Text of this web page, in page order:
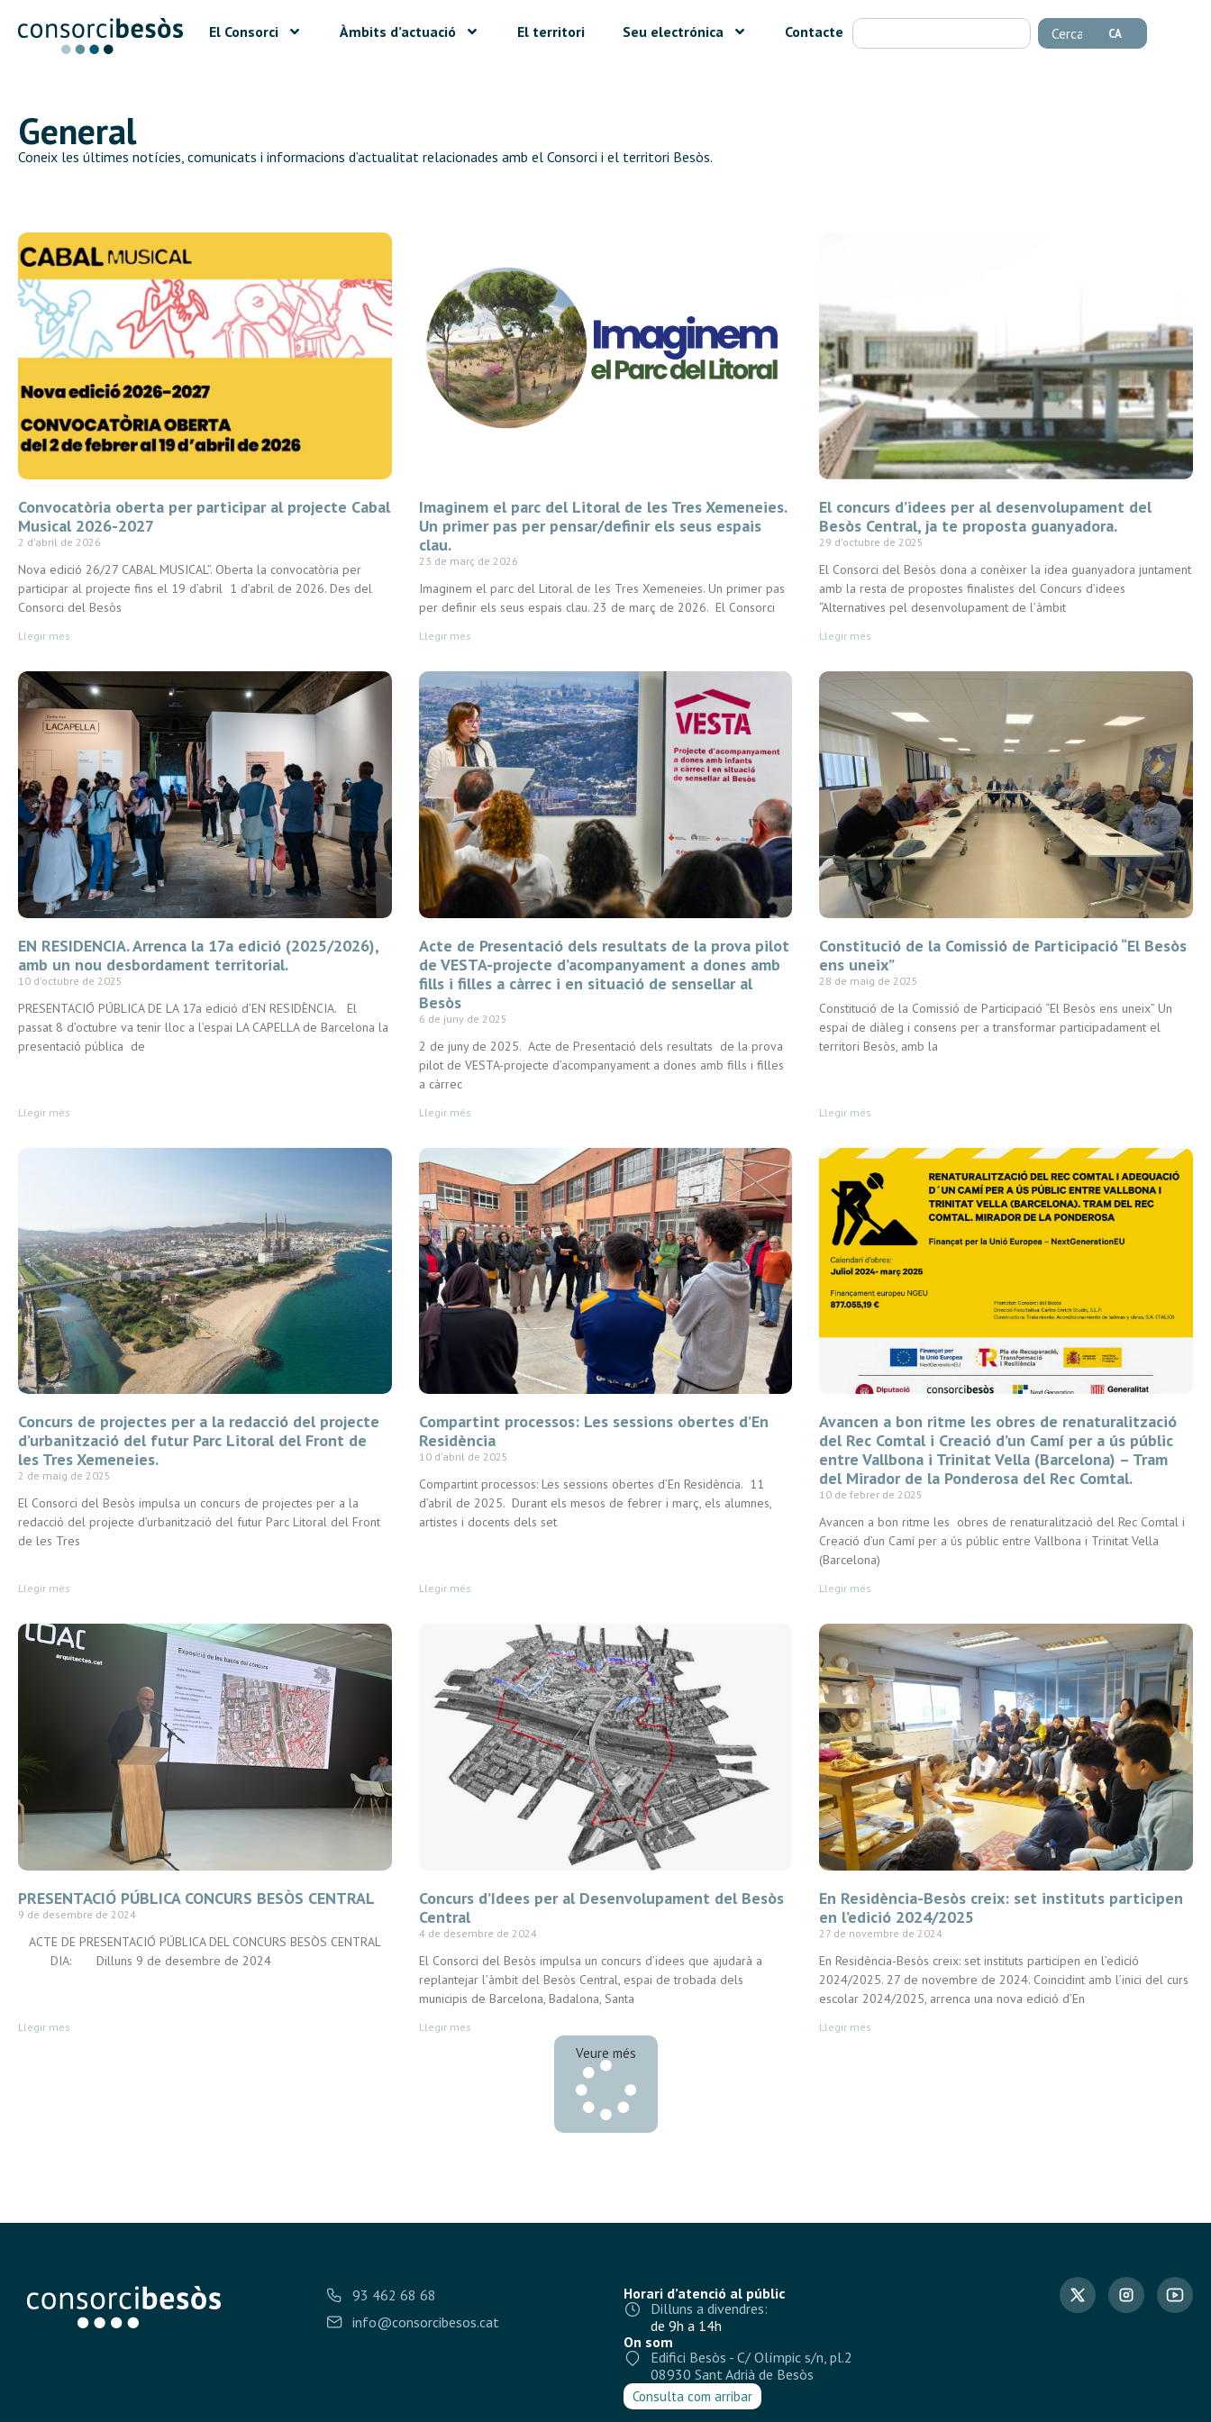
El Consorci Àmbits d’actuació El territori Seu electrónica Contacte Cerca CA
General
Coneix les últimes notícies, comunicats i informacions d’actualitat relacionades amb el Consorci i el territori Besòs.
Convocatòria oberta per participar al projecte Cabal
Musical 2026-2027
2 d'abril de 2026
Nova edició 26/27 CABAL MUSICAL”. Oberta la convocatòria per
participar al projecte fins el 19 d’abril 1 d’abril de 2026. Des del
Consorci del Besòs
Llegir més
Imaginem el parc del Litoral de les Tres Xemeneies.
Un primer pas per pensar/definir els seus espais
clau.
23 de març de 2026
Imaginem el parc del Litoral de les Tres Xemeneies. Un primer pas
per definir els seus espais clau. 23 de març de 2026. El Consorci
Llegir més
El concurs d’idees per al desenvolupament del
Besòs Central, ja te proposta guanyadora.
29 d'octubre de 2025
El Consorci del Besòs dona a conèixer la idea guanyadora juntament
amb la resta de propostes finalistes del Concurs d’idees
“Alternatives pel desenvolupament de l’àmbit
Llegir més
EN RESIDENCIA. Arrenca la 17a edició (2025/2026),
amb un nou desbordament territorial.
10 d'octubre de 2025
PRESENTACIÓ PÚBLICA DE LA 17a edició d’EN RESIDÈNCIA. El
passat 8 d’octubre va tenir lloc a l’espai LA CAPELLA de Barcelona la
presentació pública de
Llegir més
Acte de Presentació dels resultats de la prova pilot
de VESTA-projecte d’acompanyament a dones amb
fills i filles a càrrec i en situació de sensellar al
Besòs
6 de juny de 2025
2 de juny de 2025. Acte de Presentació dels resultats de la prova
pilot de VESTA-projecte d’acompanyament a dones amb fills i filles
a càrrec
Llegir més
Constitució de la Comissió de Participació “El Besòs
ens uneix”
28 de maig de 2025
Constitució de la Comissió de Participació “El Besòs ens uneix” Un
espai de diàleg i consens per a transformar participadament el
territori Besòs, amb la
Llegir més
Concurs de projectes per a la redacció del projecte
d’urbanització del futur Parc Litoral del Front de
les Tres Xemeneies.
2 de maig de 2025
El Consorci del Besòs impulsa un concurs de projectes per a la
redacció del projecte d’urbanització del futur Parc Litoral del Front
de les Tres
Llegir més
Compartint processos: Les sessions obertes d’En
Residència
10 d'abril de 2025
Compartint processos: Les sessions obertes d’En Residència. 11
d’abril de 2025. Durant els mesos de febrer i març, els alumnes,
artistes i docents dels set
Llegir més
Avancen a bon ritme les obres de renaturalització
del Rec Comtal i Creació d’un Camí per a ús públic
entre Vallbona i Trinitat Vella (Barcelona) – Tram
del Mirador de la Ponderosa del Rec Comtal.
10 de febrer de 2025
Avancen a bon ritme les obres de renaturalització del Rec Comtal i
Creació d’un Camí per a ús públic entre Vallbona i Trinitat Vella
(Barcelona)
Llegir més
PRESENTACIÓ PÚBLICA CONCURS BESÒS CENTRAL
9 de desembre de 2024
ACTE DE PRESENTACIÓ PÚBLICA DEL CONCURS BESÒS CENTRAL
DIA: Dilluns 9 de desembre de 2024
Llegir més
Concurs d’Idees per al Desenvolupament del Besòs
Central
4 de desembre de 2024
El Consorci del Besòs impulsa un concurs d’idees que ajudarà a
replantejar l’àmbit del Besòs Central, espai de trobada dels
municipis de Barcelona, Badalona, Santa
Llegir més
En Residència-Besòs creix: set instituts participen
en l’edició 2024/2025
27 de novembre de 2024
En Residència-Besòs creix: set instituts participen en l’edició
2024/2025. 27 de novembre de 2024. Coincidint amb l’inici del curs
escolar 2024/2025, arrenca una nova edició d’En
Llegir més
Veure més
93 462 68 68
info@consorcibesos.cat
Horari d’atenció al públic
Dilluns a divendres:
de 9h a 14h
On som
Edifici Besòs - C/ Olímpic s/n, pl.2
08930 Sant Adrià de Besòs
Consulta com arribar